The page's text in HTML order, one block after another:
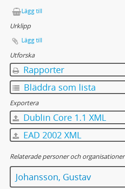
Lägg till
Urklipp
Lägg till
Utforska
Rapporter
Bläddra som lista
Exportera
Dublin Core 1.1 XML
EAD 2002 XML
Relaterade personer och organisationer
Johansson, Gustav